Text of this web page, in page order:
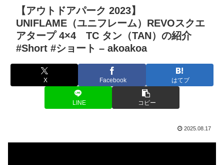
【アウトドアパーク 2023】
UNIFLAME（ユニフレーム）REVOスクエ
アタープ 4×4 TC タン（TAN）の紹介
#Short #ショート – akoakoa
X Facebook はてブ
LINE コピー
2025.08.17